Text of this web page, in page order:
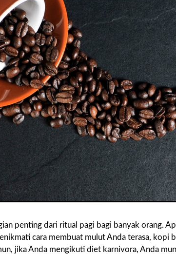
penting dari ritual pagi bagi banyak orang.
cara membuat mulut Anda terasa, kopi
jika Anda mengikuti diet karnivora, Anda